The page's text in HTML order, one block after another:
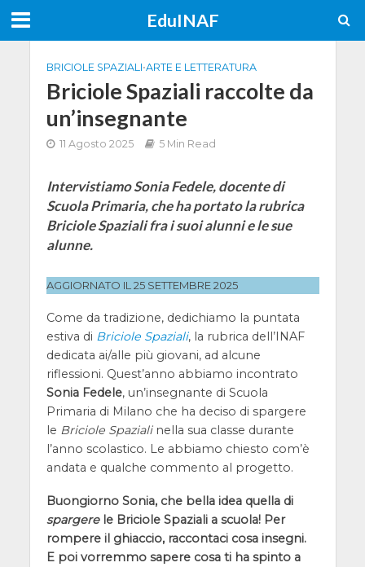
EduINAF
BRICIOLE SPAZIALI•ARTE E LETTERATURA
Briciole Spaziali raccolte da
un’insegnante
11 Agosto 2025 5 Min Read
Intervistiamo Sonia Fedele, docente di
Scuola Primaria, che ha portato la rubrica
Briciole Spaziali fra i suoi alunni e le sue
alunne.
AGGIORNATO IL 25 SETTEMBRE 2025
Come da tradizione, dedichiamo la puntata
estiva di Briciole Spaziali, la rubrica dell’INAF
dedicata ai/alle più giovani, ad alcune
riflessioni. Quest’anno abbiamo incontrato
Sonia Fedele, un’insegnante di Scuola
Primaria di Milano che ha deciso di spargere
le Briciole Spazialinella sua classe durante
l’anno scolastico. Le abbiamo chiesto com’è
andata e qualche commento al progetto.
Buongiorno Sonia, che bella idea quella di
spargerele Briciole Spaziali a scuola! Per
rompere il ghiaccio, raccontaci cosa insegni.
E poi vorremmo sapere cosa ti ha spinto a